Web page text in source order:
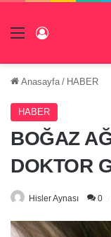
Menü
Anasayfa / HABER
HABER
BOĞAZ
DOKTOR
Hisler Aynası 0